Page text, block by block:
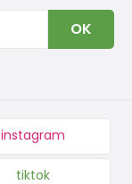
OK
instagram
tiktok